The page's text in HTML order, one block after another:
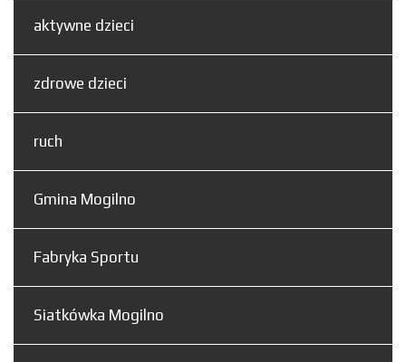
aktywne dzieci
zdrowe dzieci
ruch
Gmina Mogilno
Fabryka Sportu
Siatkówka Mogilno